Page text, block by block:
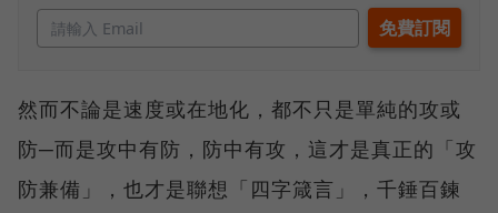
然而不論是速度或在地化，都不只是單純的攻或
防─而是攻中有防，防中有攻，這才是真正的「攻
防兼備」，也才是聯想「四字箴言」，千錘百鍊